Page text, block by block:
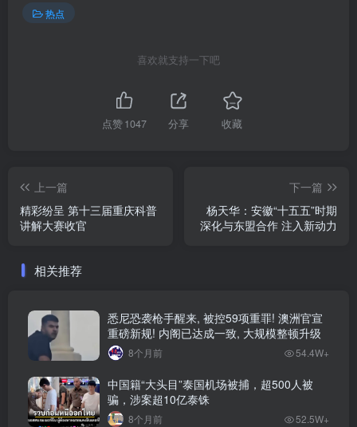
热点
喜欢就支持一下吧
点赞1047 分享 收藏
上一篇
精彩纷呈 第十三届重庆科普
讲解大赛收官
下一篇
杨天华：安徽“十五五”时期
深化与东盟合作 注入新动力
相关推荐
悉尼恐袭枪手醒来, 被控59项重罪! 澳洲官宣
重磅新规! 内阁已达成一致, 大规模整顿升级
8个月前 54.4W+
中国籍“大头目”泰国机场被捕，超500人被
骗，涉案超10亿泰铢
8个月前 52.5W+